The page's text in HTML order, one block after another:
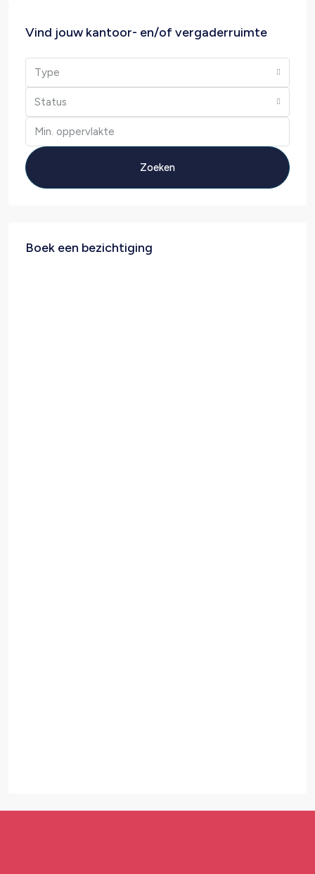
Vind jouw kantoor- en/of vergaderruimte
Type
Status
Zoeken
Boek een bezichtiging